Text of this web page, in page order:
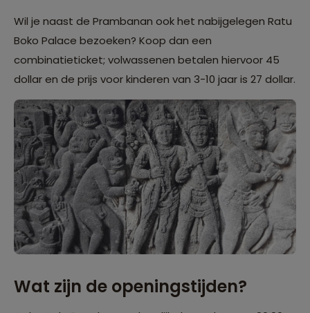
Wil je naast de Prambanan ook het nabijgelegen Ratu
Boko Palace bezoeken? Koop dan een
combinatieticket; volwassenen betalen hiervoor 45
dollar en de prijs voor kinderen van 3-10 jaar is 27 dollar.
Wat zijn de openingstijden?